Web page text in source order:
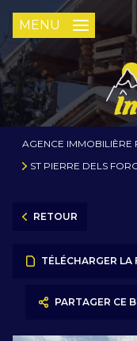
MENU
AGENCE
ST PIERRE DELS
RETOUR
TÉLÉCHARGER LA
PARTAGER CE